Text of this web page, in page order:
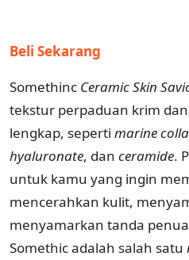
Beli Sekarang
Somethinc Ceramic Skin
tekstur perpaduan krim
lengkap, seperti marine
hyaluronate, dan ceramide.
untuk kamu yang ingin
mencerahkan kulit,
menyamarkan tanda
Somethic adalah salah satu